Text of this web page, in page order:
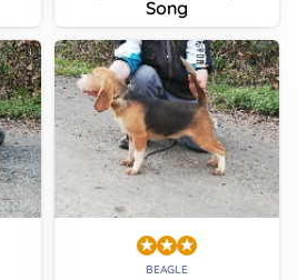
Song
BEAGLE